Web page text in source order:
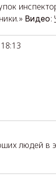
Видео:
людей в